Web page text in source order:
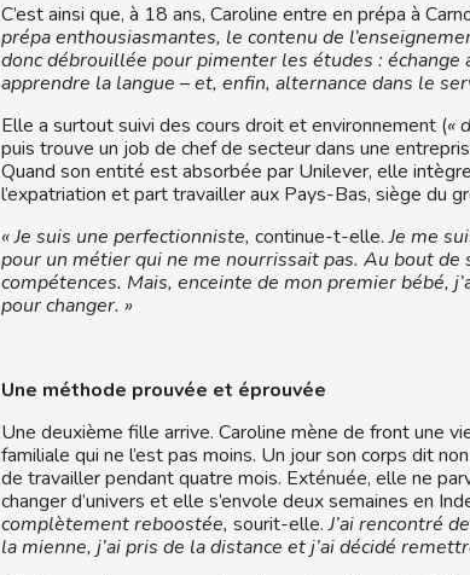
C’est ainsi que, à 18 ans, Caroline entre en prépa à
prépa enthousiasmantes, le contenu de
donc débrouillée pour pimenter les études : échange
apprendre la langue – et, enfin, alternance dans le
Elle a surtout suivi des cours droit et environnement («
puis trouve un job de chef de secteur dans une
Quand son entité est absorbée par Unilever, elle
l’expatriation et part travailler aux Pays-Bas, siège du
« Je suis une perfectionniste, continue-t-elle.Je me
pour un métier qui ne me nourrissait pas. Au bout de
compétences. Mais, enceinte de mon premier bébé,
pour changer. »
Une méthode prouvée et éprouvée
Une deuxième fille arrive. Caroline mène de front une
familiale qui ne l’est pas moins. Un jour son corps dit
de travailler pendant quatre mois. Exténuée, elle ne
changer d’univers et elle s’envole deux semaines en
complètement reboostée, sourit-elle.J’ai rencontré
la mienne, j’ai pris de la distance et j’ai décidé